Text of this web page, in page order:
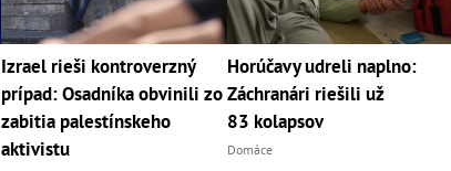
Izrael rieši kontroverzný
prípad: Osadníka obvinili zo
zabitia palestínskeho
aktivistu
Horúčavy udreli naplno:
Záchranári riešili už
83 kolapsov
Domáce